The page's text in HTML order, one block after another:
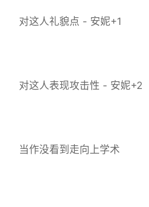
对这人礼貌点 - 安妮+1
对这人表现攻击性 - 安妮+2
当作没看到走向上学术